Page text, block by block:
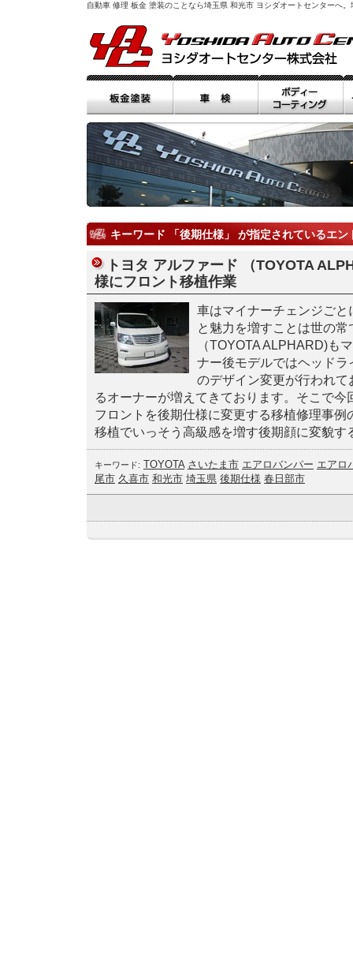
自動車 修理 板金 塗装のことなら埼玉県 和光市 ヨシダオートセンターへ
キーワード 「後期仕様」 が指定されているエン
トヨタ アルファード （TOYOTA
様にフロント移植作業
車はマイナーチェンジご
と魅力を増すことは世の
（TOYOTA ALPHARD)も
ナー後モデルではヘッド
のデザイン変更が行われ
るオーナーが増えてきております。そこで今
フロントを後期仕様に変更する移植修理事例
移植でいっそう高級感を増す後期顔に変貌す
キーワード: TOYOTA さいたま市 エアロバンパー エアロ
尾市 久喜市 和光市 埼玉県 後期仕様 春日部市